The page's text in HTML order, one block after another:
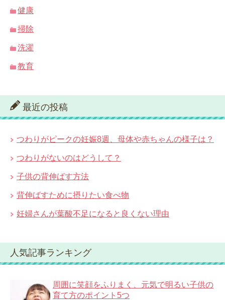
健康
掃除
洗濯
教育
最近の投稿
つわりがピークの妊娠8週、母体や赤ちゃんの様子は？
つわりがないのはどうして？
子供の背伸ばす方法
背伸ばすために摂りたい食べ物
妊婦さんが葉酸不足になると良くない理由
人気記事ランキング
周囲に笑顔をふりまく、元気で明るい子供の
育て方のポイント5つ